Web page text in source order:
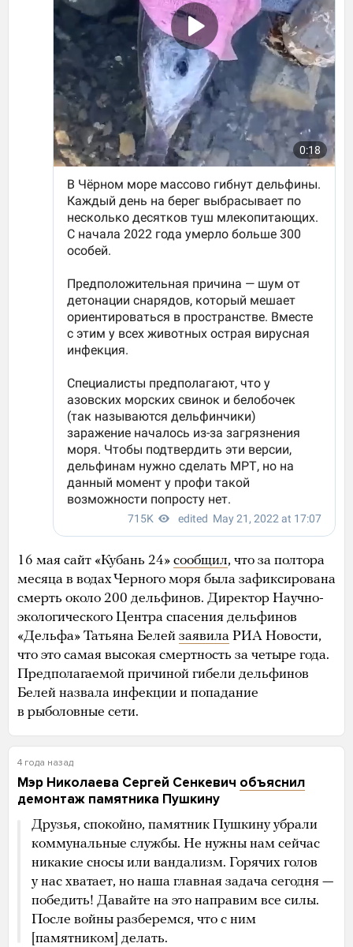
16 мая сайт «Кубань 24» сообщил, что за полтора
месяца в водах Черного моря была зафиксирована
смерть около 200 дельфинов. Директор Научно-
экологического Центра спасения дельфинов
«Дельфа» Татьяна Белей заявила РИА Новости,
что это самая высокая смертность за четыре года.
Предполагаемой причиной гибели дельфинов
Белей назвала инфекции и попадание
в рыболовные сети.
4 года назад
Мэр Николаева Сергей Сенкевич объяснил
демонтаж памятника Пушкину
Друзья, спокойно, памятник Пушкину убрали
коммунальные службы. Не нужны нам сейчас
никакие сносы или вандализм. Горячих голов
у нас хватает, но наша главная задача сегодня —
победить! Давайте на это направим все силы.
После войны разберемся, что с ним
[памятником] делать.